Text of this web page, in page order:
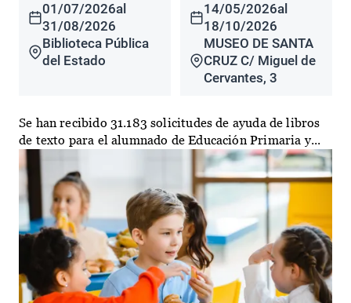
01/07/2026al
31/08/2026
Biblioteca Pública
del Estado
14/05/2026al
18/10/2026
MUSEO DE SANTA
CRUZ C/ Miguel de
Cervantes, 3
Se han recibido 31.183 solicitudes de ayuda de libros
de texto para el alumnado de Educación Primaria y...